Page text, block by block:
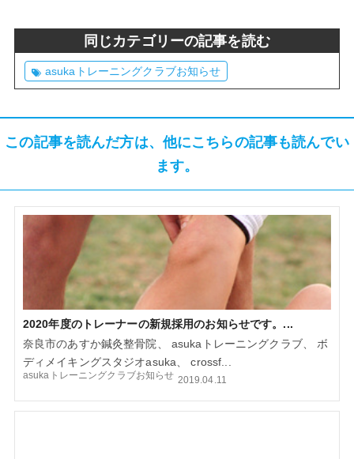
同じカテゴリーの記事を読む
asukaトレーニングクラブお知らせ
この記事を読んだ方は、他にこちらの記事も読んでい
ます。
2020年度のトレーナーの新規採用のお知らせです。...
奈良市のあすか鍼灸整骨院、 asukaトレーニングクラブ、 ボ
ディメイキングスタジオasuka、 crossf...
asukaトレーニングクラブお知らせ 2019.04.11